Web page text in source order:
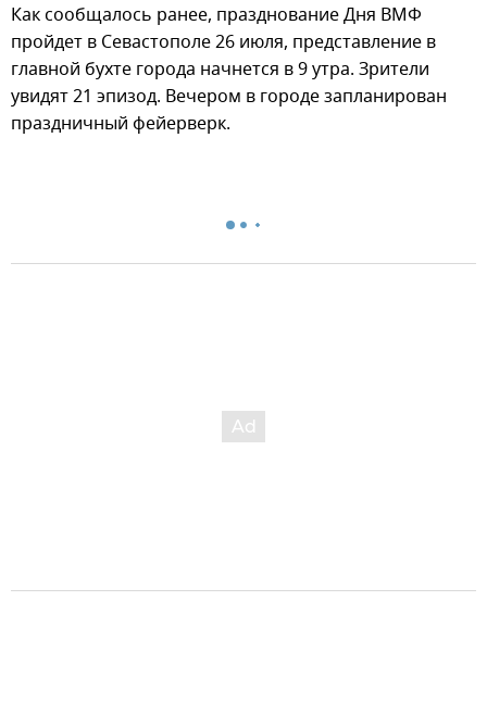
Как сообщалось ранее, празднование Дня ВМФ
пройдет в Севастополе 26 июля, представление в
главной бухте города начнется в 9 утра. Зрители
увидят 21 эпизод. Вечером в городе запланирован
праздничный фейерверк.